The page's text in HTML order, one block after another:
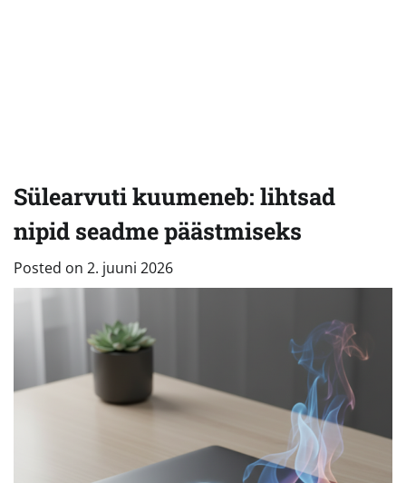
Sülearvuti kuumeneb: lihtsad
nipid seadme päästmiseks
Posted on 2. juuni 2026